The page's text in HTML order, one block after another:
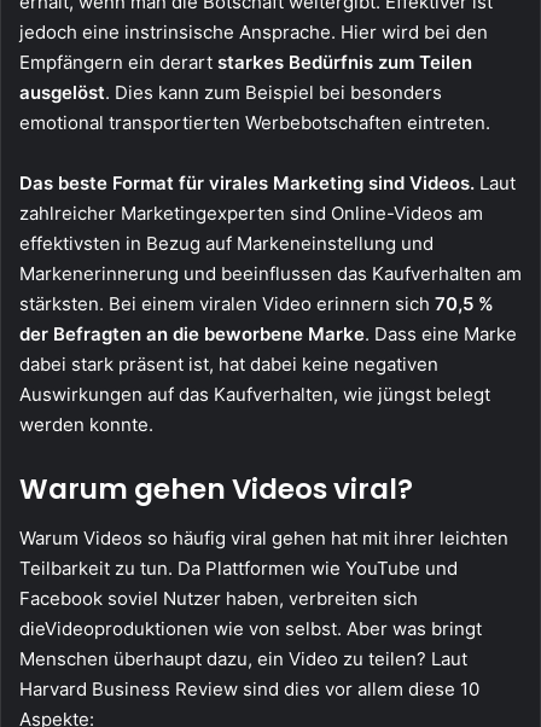
jedoch eine instrinsische Ansprache. Hier wird bei den
Empfängern ein derart starkes Bedürfnis zum Teilen
ausgelöst. Dies kann zum Beispiel bei besonders
emotional transportierten Werbebotschaften eintreten.
Das beste Format für virales Marketing sind Videos. Laut
zahlreicher Marketingexperten sind Online-Videos am
effektivsten in Bezug auf Markeneinstellung und
Markenerinnerung und beeinflussen das Kaufverhalten am
stärksten. Bei einem viralen Video erinnern sich 70,5 %
der Befragten an die beworbene Marke. Dass eine Marke
dabei stark präsent ist, hat dabei keine negativen
Auswirkungen auf das Kaufverhalten, wie jüngst belegt
werden konnte.
Warum gehen Videos viral?
Warum Videos so häufig viral gehen hat mit ihrer leichten
Teilbarkeit zu tun. Da Plattformen wie YouTube und
Facebook soviel Nutzer haben, verbreiten sich
dieVideoproduktionen wie von selbst. Aber was bringt
Menschen überhaupt dazu, ein Video zu teilen? Laut
Harvard Business Review sind dies vor allem diese 10
Aspekte: